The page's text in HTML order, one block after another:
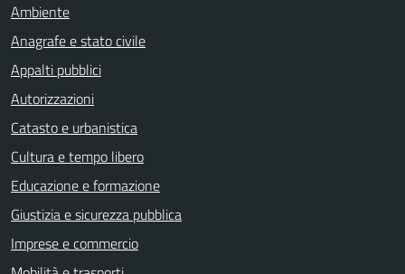
Ambiente
Anagrafe e stato civile
Appalti pubblici
Autorizzazioni
Catasto e urbanistica
Cultura e tempo libero
Educazione e formazione
Giustizia e sicurezza pubblica
Imprese e commercio